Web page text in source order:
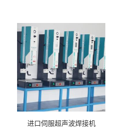
进口伺服超声波焊接机